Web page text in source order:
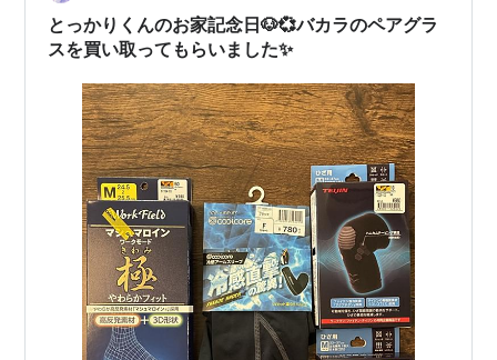
とっかりくんのお家記念日🐶💞バカラのペアグラ
スを買い取ってもらいました✨